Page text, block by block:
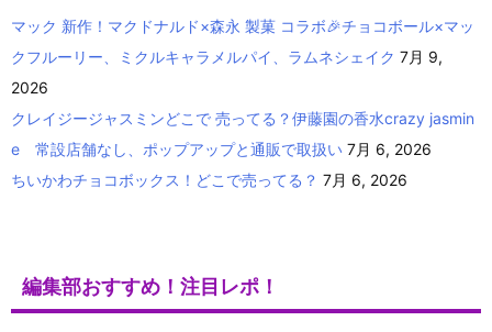
マック 新作！マクドナルド×森永 製菓 コラボ🎉チョコボール×マッ
クフルーリー、ミクルキャラメルパイ、ラムネシェイク 7月 9,
2026
クレイジージャスミンどこで 売ってる？伊藤園の香水crazy jasmin
e 常設店舗なし、ポップアップと通販で取扱い 7月 6, 2026
ちいかわチョコボックス！どこで売ってる？ 7月 6, 2026
編集部おすすめ！注目レポ！